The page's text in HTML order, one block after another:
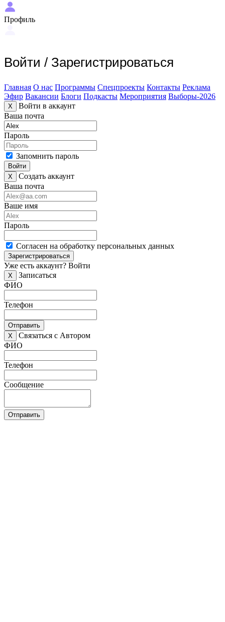
Профиль
Войти / Зарегистрироваться
Главная О нас Программы Спецпроекты Контакты Реклама
Эфир Вакансии Блоги Подкасты Мероприятия Выборы-2026
X
Войти в аккаунт
Ваша почта
Пароль
Запомнить пароль
Войти
X
Создать аккаунт
Ваша почта
Ваше имя
Пароль
Согласен на обработку персональных данных
Зарегистрироваться
Уже есть аккаунт? Войти
X
Записаться
ФИО
Телефон
Отправить
X
Связаться с Автором
ФИО
Телефон
Сообщение
Отправить